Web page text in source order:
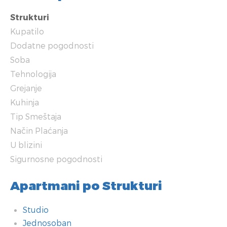
Strukturi
Kupatilo
Dodatne pogodnosti
Soba
Tehnologija
Grejanje
Kuhinja
Tip Smeštaja
Način Plaćanja
U blizini
Sigurnosne pogodnosti
Apartmani po Strukturi
Studio
Jednosoban